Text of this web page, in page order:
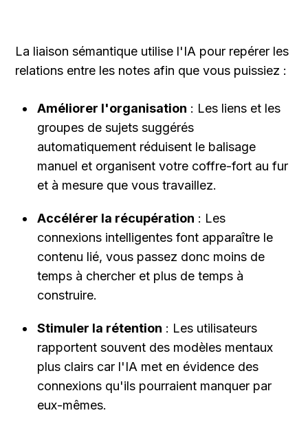
La liaison sémantique utilise l'IA pour repérer les
relations entre les notes afin que vous puissiez :
Améliorer l'organisation : Les liens et les
groupes de sujets suggérés
automatiquement réduisent le balisage
manuel et organisent votre coffre-fort au fur
et à mesure que vous travaillez.
Accélérer la récupération : Les
connexions intelligentes font apparaître le
contenu lié, vous passez donc moins de
temps à chercher et plus de temps à
construire.
Stimuler la rétention : Les utilisateurs
rapportent souvent des modèles mentaux
plus clairs car l'IA met en évidence des
connexions qu'ils pourraient manquer par
eux-mêmes.